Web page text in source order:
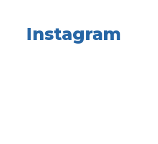
Instagram